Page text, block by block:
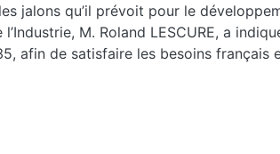
jalons qu’il prévoit pour le
M. Roland LESCURE, a
afin de satisfaire les besoins